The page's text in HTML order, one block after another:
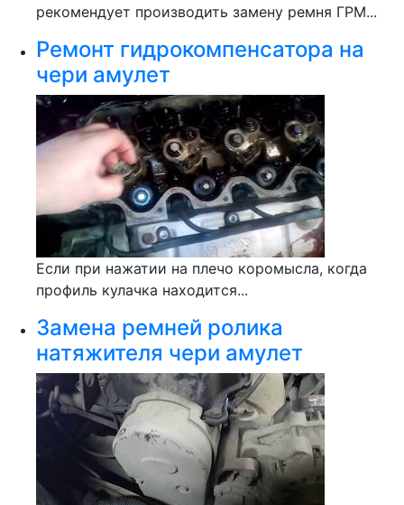
рекомендует производить замену ремня ГРМ...
Ремонт гидрокомпенсатора на
чери амулет
Если при нажатии на плечо коромысла, когда
профиль кулачка находится...
Замена ремней ролика
натяжителя чери амулет